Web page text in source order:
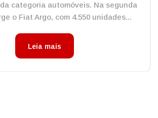
categoria automóveis. Na segunda
o Fiat Argo, com 4.550 unidades...
Leia mais